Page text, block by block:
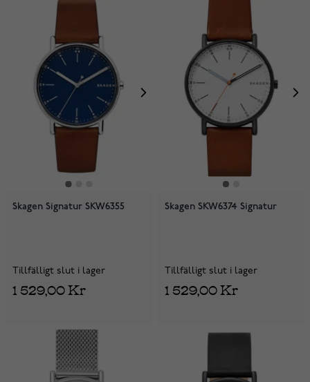
Skagen Signatur SKW6355
Tillfälligt slut i lager
1 529,00 Kr
Skagen SKW6374 Signatur
Tillfälligt slut i lager
1 529,00 Kr